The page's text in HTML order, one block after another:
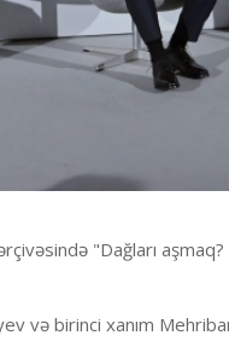
"Dağları
və birinci xanım